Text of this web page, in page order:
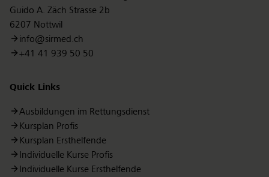
Guido A. Zäch Strasse 2b
6207 Nottwil
info@sirmed.ch
+41 41 939 50 50
Quick Links
Ausbildungen im Rettungsdienst
Kursplan Profis
Kursplan Ersthelfende
Individuelle Kurse Profis
Individuelle Kurse Ersthelfende